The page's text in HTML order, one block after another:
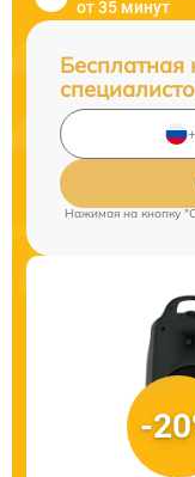
от 35 минут
Бесплатная
Нажимая на кнопку
-